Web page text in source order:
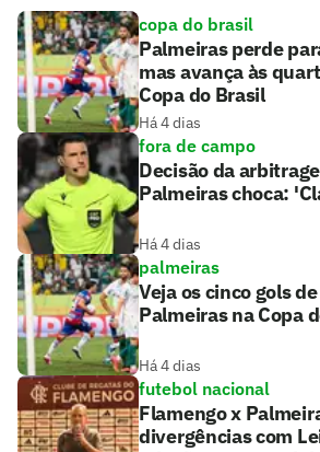
copa do brasil
Palmeiras perde
mas avança às
Copa do Brasil
Há 4 dias
fora de campo
Decisão da
Palmeiras choca:
Há 4 dias
palmeiras
Veja os cinco gols
Palmeiras na Copa
Há 4 dias
futebol nacional
Flamengo x
divergências com